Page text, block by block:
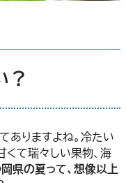
？
ありますよね。冷たい
くて瑞々しい果物、海
県の夏って、想像以上